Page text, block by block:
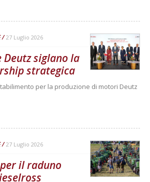
27 Luglio 2026
Deutz siglano la
strategica
per la produzione di motori Deutz
27 Luglio 2026
il raduno